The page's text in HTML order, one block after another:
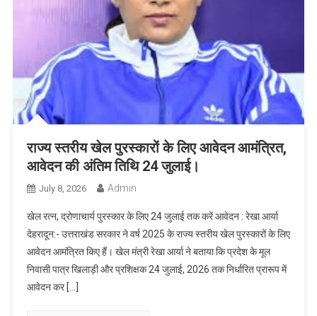
राज्य स्तरीय खेल पुरस्कारों के लिए आवेदन आमंत्रित,
आवेदन की अंतिम तिथि 24 जुलाई।
July 8, 2026 Admin
खेल रत्न, द्रोणाचार्य पुरस्कार के लिए 24 जुलाई तक करें आवेदन : रेखा आर्या
देहरादून:- उत्तराखंड सरकार ने वर्ष 2025 के राज्य स्तरीय खेल पुरस्कारों के लिए
आवेदन आमंत्रित किए हैं। खेल मंत्री रेखा आर्या ने बताया कि प्रदेश के मूल
निवासी पात्र खिलाड़ी और प्रशिक्षक 24 जुलाई, 2026 तक निर्धारित प्रारूप में
आवेदन कर […]